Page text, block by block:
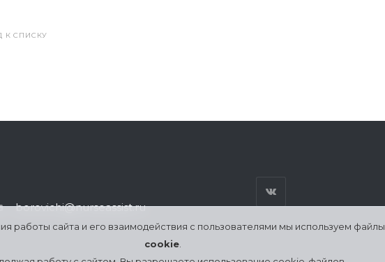
К СПИСКУ
borovichi@nurseassist.ru
работы сайта и его взаимодействия с пользователями мы используем файлы
cookie.